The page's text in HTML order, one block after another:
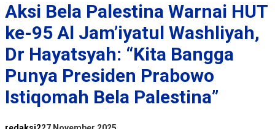
Aksi Bela Palestina Warnai HUT
ke-95 Al Jam’iyatul Washliyah,
Dr Hayatsyah: “Kita Bangga
Punya Presiden Prabowo
Istiqomah Bela Palestina”